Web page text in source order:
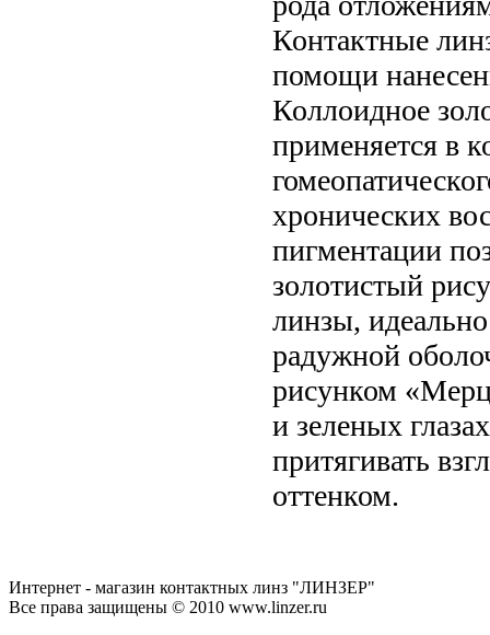
Контактные
помощи
Коллоидное
применяется в
хронических
пигментации
золотистый
линзы,
радужной
рисунком
и зеленых
притягивать
оттенком.
Интернет - магазин контактных линз "ЛИНЗЕР"
Все права защищены © 2010 www.linzer.ru